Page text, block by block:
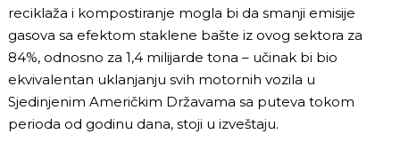
reciklaža i kompostiranje mogla bi da smanji emisije
gasova sa efektom staklene bašte iz ovog sektora za
84%, odnosno za 1,4 milijarde tona – učinak bi bio
ekvivalentan uklanjanju svih motornih vozila u
Sjedinjenim Američkim Državama sa puteva tokom
perioda od godinu dana, stoji u izveštaju.